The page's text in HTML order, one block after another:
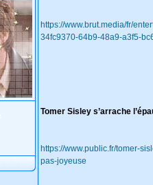
https://www.brut.media/fr/
34fc9370-64b9-48a9-a3f5-
Tomer Sisley s’arrache
https://www.public.fr/tomer-
pas-joyeuse